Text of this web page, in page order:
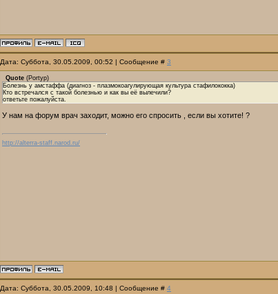
Дата: Суббота, 30.05.2009, 00:52 | Сообщение # 3
Quote (Portyp)
Болезнь у амстаффа (диагноз - плазмокоагулирующая культура стафилококка)
Кто встречался с такой болезнью и как вы её вылечили?
ответьте пожалуйста.
У нам на форум врач заходит, можно его спросить , если вы хотите! ?
http://alterra-staff.narod.ru/
Дата: Суббота, 30.05.2009, 10:48 | Сообщение # 4